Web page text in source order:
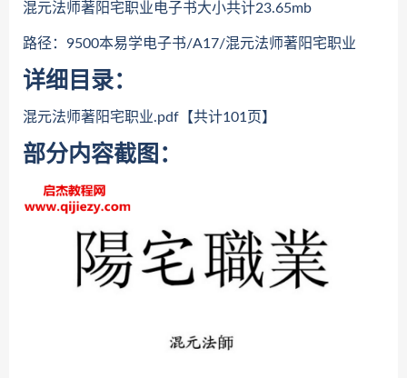
混元法师著阳宅职业电子书大小共计23.65mb
路径：9500本易学电子书/A17/混元法师著阳宅职业
详细目录：
混元法师著阳宅职业.pdf【共计101页】
部分内容截图：